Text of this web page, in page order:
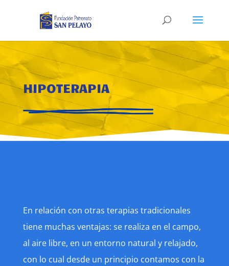
HIPOTERAPIA
En relación con otras terapias tradicionales
tiene muchas ventajas: se realiza en el campo,
al aire libre, en un entorno natural y relajado,
con lo cual desde un principio contamos con la